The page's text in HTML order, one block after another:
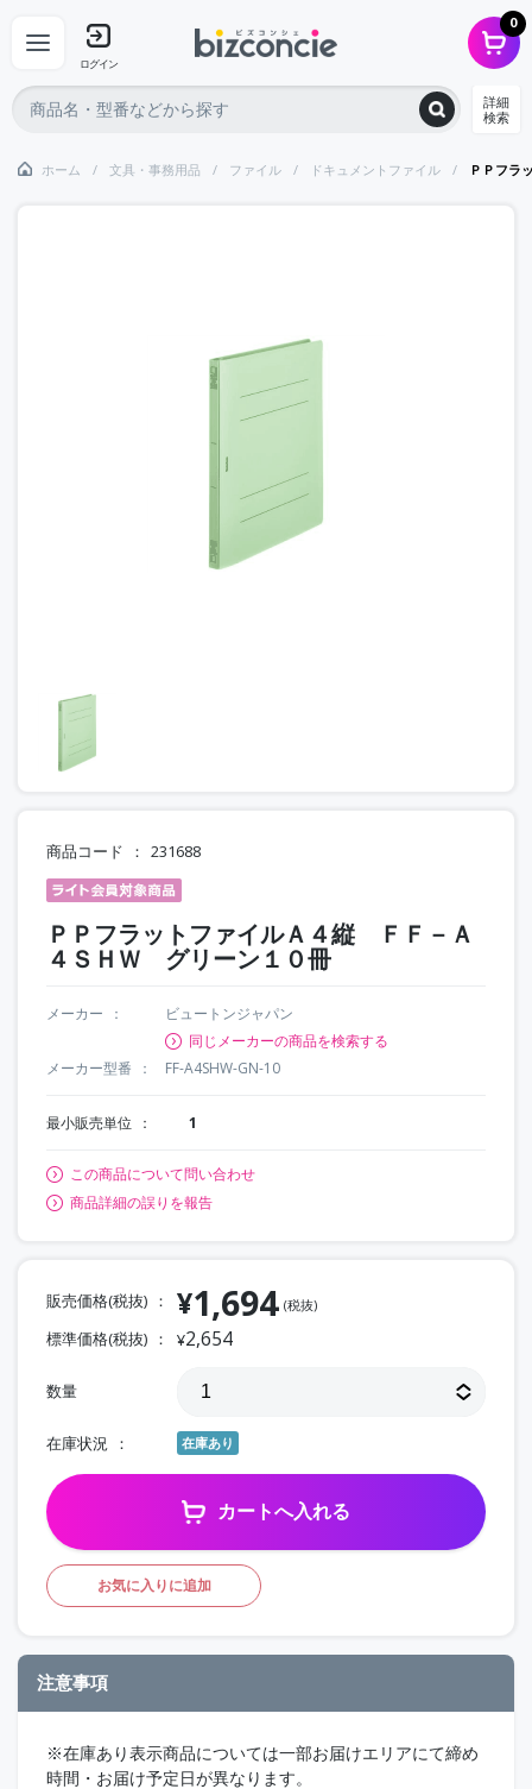
ログイン
0
詳細
検索
ホーム 文具・事務用品 ファイル ドキュメントファイル ＰＰフラ
商品コード 231688
ＰＰフラットファイルＡ４縦 ＦＦ－Ａ
４ＳＨＷ グリーン１０冊
メーカー
ビュートンジャパン
同じメーカーの商品を検索する
メーカー型番
FF-A4SHW-GN-10
最小販売単位 1
この商品について問い合わせ
商品詳細の誤りを報告
販売価格(税抜) ¥1,694 (税抜)
標準価格(税抜) ¥2,654
数量
在庫状況 在庫あり
カートへ入れる
お気に入りに追加
注意事項
※在庫あり表示商品については一部お届けエリアにて締め
時間・お届け予定日が異なります。